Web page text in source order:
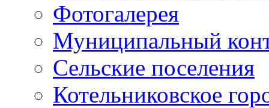
Фотогалерея
Муниципальный
Сельские поселения
Котельниковское